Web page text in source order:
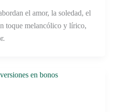
el amor, la soledad, el
toque melancólico y lírico,